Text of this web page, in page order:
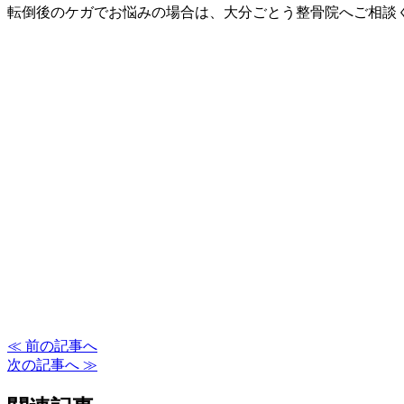
転倒後のケガでお悩みの場合は、大分ごとう整骨院へご相談
≪ 前の記事へ
次の記事へ ≫